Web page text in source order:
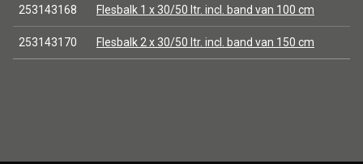
253143168 Flesbalk 1 x 30/50 ltr. incl. band van 100 cm
253143170 Flesbalk 2 x 30/50 ltr. incl. band van 150 cm